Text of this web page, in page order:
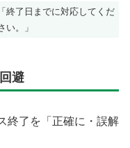
「終了日までに対応してくだ
い。」
避
終了を「正確に・誤解